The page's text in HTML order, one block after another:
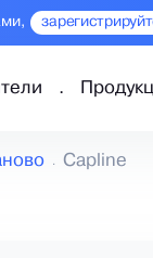
Capline